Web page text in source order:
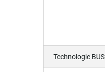
Technologie BUS